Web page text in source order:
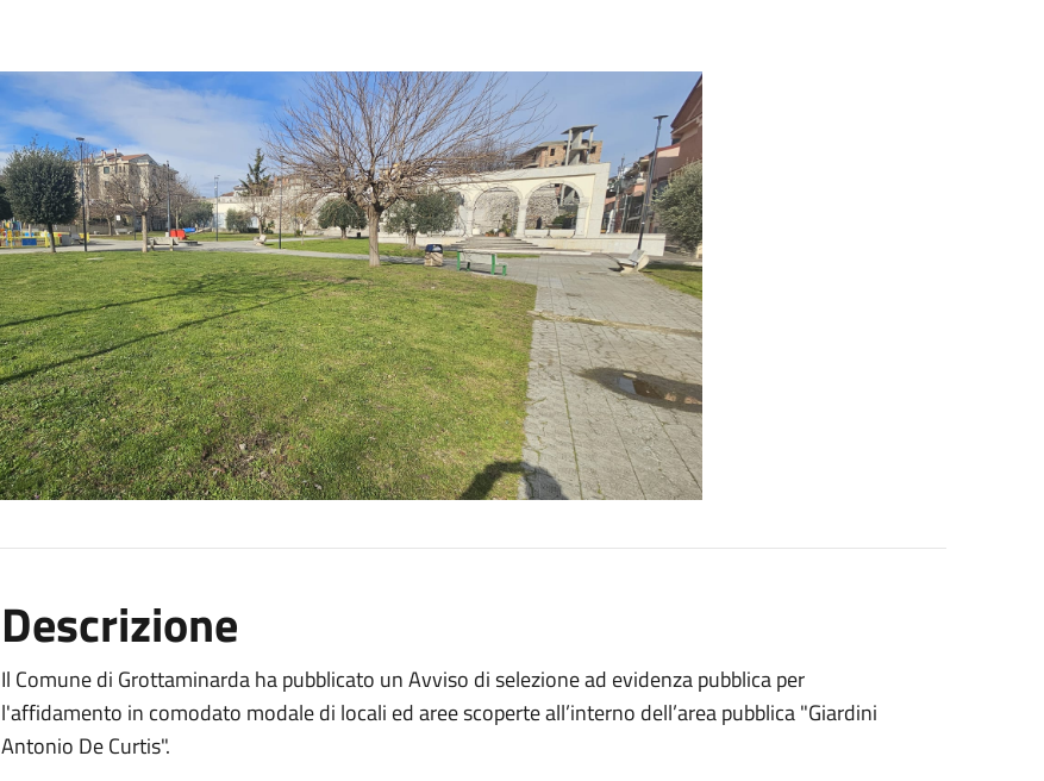
Descrizione
Il Comune di Grottaminarda ha pubblicato un Avviso di selezione ad evidenza pubblica per
l'affidamento in comodato modale di locali ed aree scoperte all’interno dell’area pubblica "Giardini
Antonio De Curtis".